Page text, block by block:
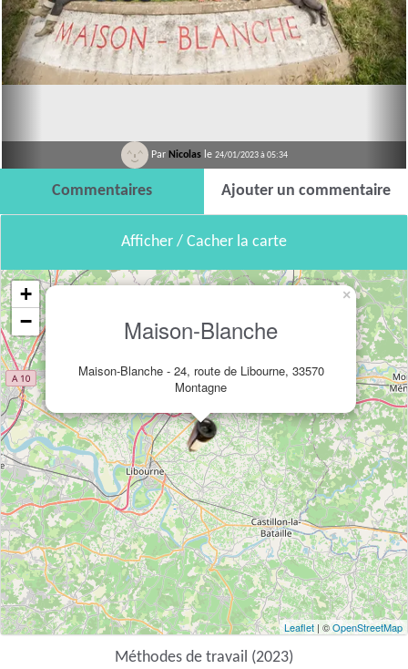
Par Nicolas le 24/01/2023 à 05:34
Commentaires Ajouter un commentaire
Afficher / Cacher la carte
Maison-Blanche
Maison-Blanche - 24, route de Libourne, 33570
Montagne
×
+
−
Leaflet | ©OpenStreetMap
Méthodes de travail (2023)